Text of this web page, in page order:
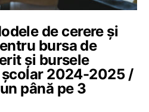
de cerere și
bursa de
și bursele
2024-2025 /
până pe 3